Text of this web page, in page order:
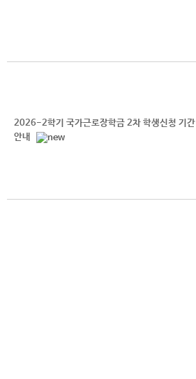
2026-2학기 국가근로장학금 2차 학생신청 기간
안내